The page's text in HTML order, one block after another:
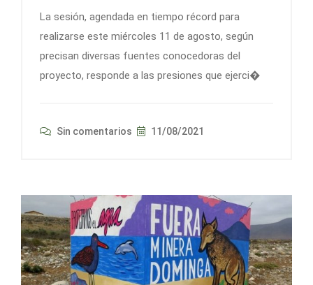
La sesión, agendada en tiempo récord para
realizarse este miércoles 11 de agosto, según
precisan diversas fuentes conocedoras del
proyecto, responde a las presiones que ejerci�
Sin comentarios 11/08/2021